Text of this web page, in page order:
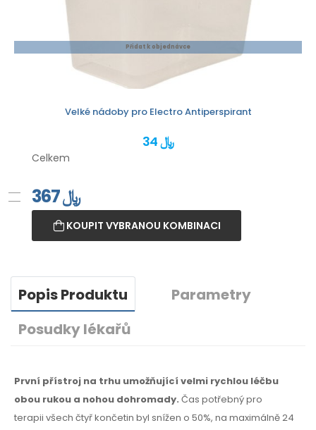
Přidat k objednávce
Velké nádoby pro Electro Antiperspirant
34 ﷼
Celkem
367﷼
KOUPIT VYBRANOU KOMBINACI
Popis Produktu
Parametry
Posudky lékařů
První přístroj na trhu umožňující velmi rychlou léčbu
obou rukou a nohou dohromady. Čas potřebnýpro
terapii všech čtyř končetin byl snížen o 50%, na maximálně24